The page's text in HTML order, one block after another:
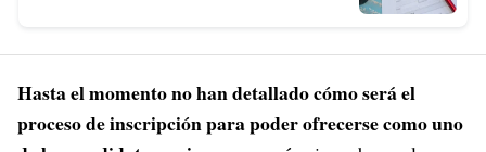
Hasta el momento no han detallado cómo será el
proceso de inscripción para poder ofrecerse como uno